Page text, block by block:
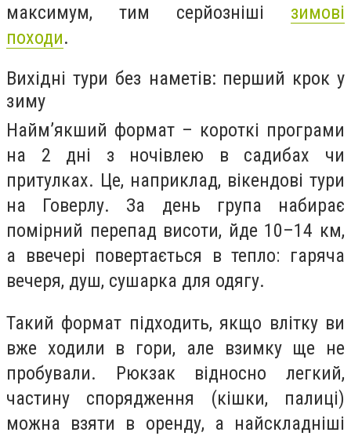
максимум, тим серйозніші зимові
походи.
Вихідні тури без наметів: перший крок у
зиму
Найм’якший формат – короткі програми
на 2 дні з ночівлею в садибах чи
притулках. Це, наприклад, вікендові тури
на Говерлу. За день група набирає
помірний перепад висоти, йде 10–14 км,
а ввечері повертається в тепло: гаряча
вечеря, душ, сушарка для одягу.
Такий формат підходить, якщо влітку ви
вже ходили в гори, але взимку ще не
пробували. Рюкзак відносно легкий,
частину спорядження (кішки, палиці)
можна взяти в оренду, а найскладніші